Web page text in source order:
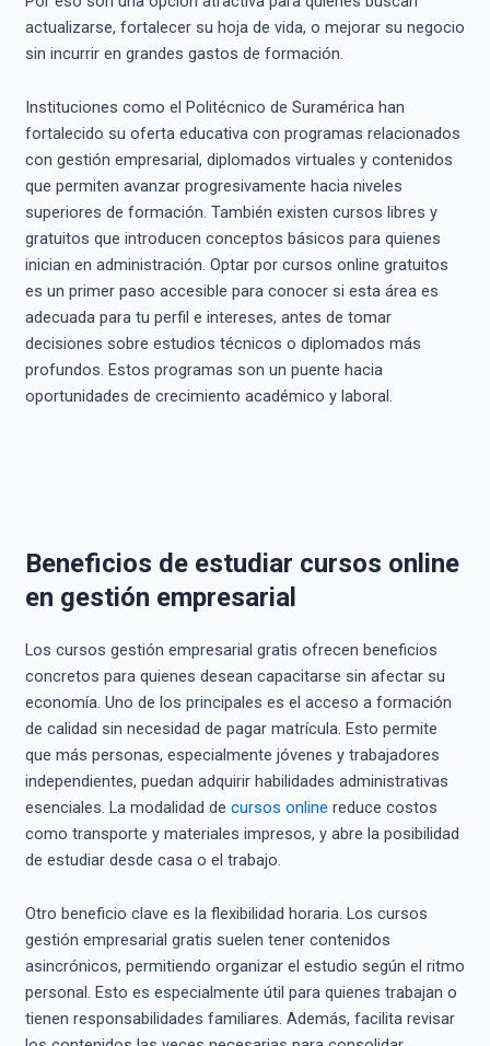
actualizarse, fortalecer su hoja de vida, o mejorar su negocio
sin incurrir en grandes gastos de formación.
Instituciones como el Politécnico de Suramérica han
fortalecido su oferta educativa con programas relacionados
con gestión empresarial, diplomados virtuales y contenidos
que permiten avanzar progresivamente hacia niveles
superiores de formación. También existen cursos libres y
gratuitos que introducen conceptos básicos para quienes
inician en administración. Optar por cursos online gratuitos
es un primer paso accesible para conocer si esta área es
adecuada para tu perfil e intereses, antes de tomar
decisiones sobre estudios técnicos o diplomados más
profundos. Estos programas son un puente hacia
oportunidades de crecimiento académico y laboral.
Beneficios de estudiar cursos online
en gestión empresarial
Los cursos gestión empresarial gratis ofrecen beneficios
concretos para quienes desean capacitarse sin afectar su
economía. Uno de los principales es el acceso a formación
de calidad sin necesidad de pagar matrícula. Esto permite
que más personas, especialmente jóvenes y trabajadores
independientes, puedan adquirir habilidades administrativas
esenciales. La modalidad de cursos online reduce costos
como transporte y materiales impresos, y abre la posibilidad
de estudiar desde casa o el trabajo.
Otro beneficio clave es la flexibilidad horaria. Los cursos
gestión empresarial gratis suelen tener contenidos
asincrónicos, permitiendo organizar el estudio según el ritmo
personal. Esto es especialmente útil para quienes trabajan o
tienen responsabilidades familiares. Además, facilita revisar